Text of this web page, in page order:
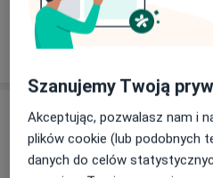
Adres
STOMATOLOGIA
Szanujemy Twoją
Akceptując, pozwalasz nam i
plików cookie (lub podobnych
danych do celów